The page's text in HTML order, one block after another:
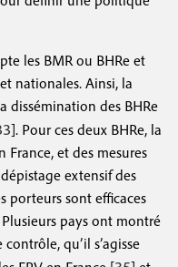
les BMR ou BHRe et
nationales. Ainsi, la
dissémination des BHRe
]. Pour ces deux BHRe, la
et des mesures
extensif des
porteurs sont efficaces
pays ont montré
qu’il s’agisse